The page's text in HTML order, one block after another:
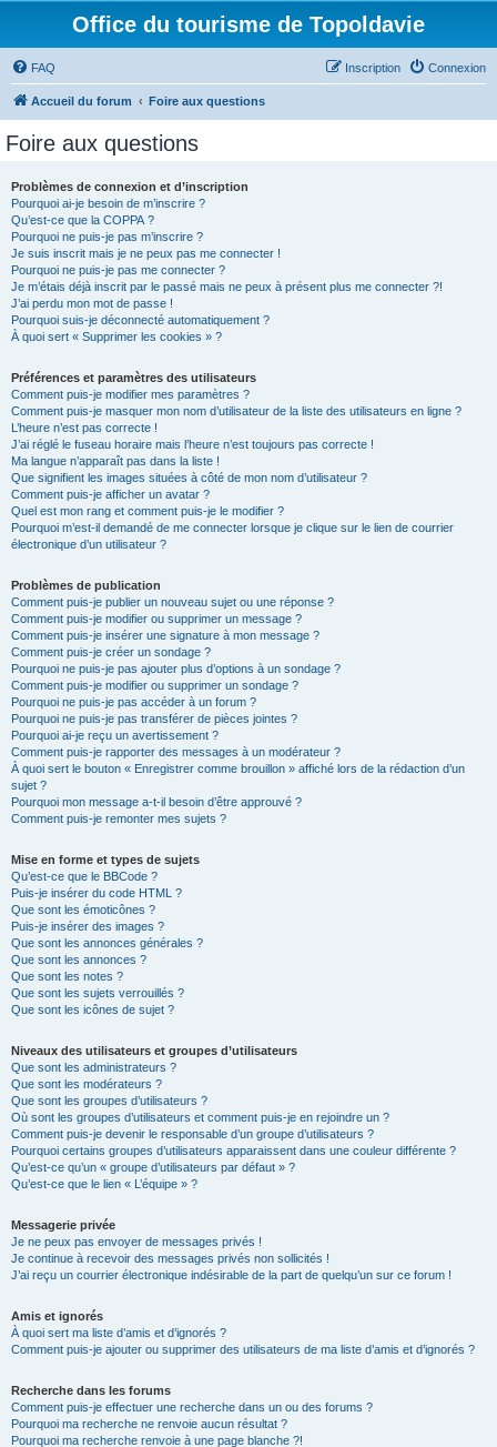
Office du tourisme de Topoldavie
FAQ Connexion
Inscription
Accueil du forum Foire aux questions
Foire aux questions
Problèmes de connexion et d’inscription
Pourquoi ai-je besoin de m’inscrire ?
Qu’est-ce que la COPPA ?
Pourquoi ne puis-je pas m’inscrire ?
Je suis inscrit mais je ne peux pas me connecter !
Pourquoi ne puis-je pas me connecter ?
Je m’étais déjà inscrit par le passé mais ne peux à présent plus me connecter ?!
J’ai perdu mon mot de passe !
Pourquoi suis-je déconnecté automatiquement ?
À quoi sert « Supprimer les cookies » ?
Préférences et paramètres des utilisateurs
Comment puis-je modifier mes paramètres ?
Comment puis-je masquer mon nom d’utilisateur de la liste des utilisateurs en ligne ?
L’heure n’est pas correcte !
J’ai réglé le fuseau horaire mais l’heure n’est toujours pas correcte !
Ma langue n’apparaît pas dans la liste !
Que signifient les images situées à côté de mon nom d’utilisateur ?
Comment puis-je afficher un avatar ?
Quel est mon rang et comment puis-je le modifier ?
Pourquoi m’est-il demandé de me connecter lorsque je clique sur le lien de courrier
électronique d’un utilisateur ?
Problèmes de publication
Comment puis-je publier un nouveau sujet ou une réponse ?
Comment puis-je modifier ou supprimer un message ?
Comment puis-je insérer une signature à mon message ?
Comment puis-je créer un sondage ?
Pourquoi ne puis-je pas ajouter plus d’options à un sondage ?
Comment puis-je modifier ou supprimer un sondage ?
Pourquoi ne puis-je pas accéder à un forum ?
Pourquoi ne puis-je pas transférer de pièces jointes ?
Pourquoi ai-je reçu un avertissement ?
Comment puis-je rapporter des messages à un modérateur ?
À quoi sert le bouton « Enregistrer comme brouillon » affiché lors de la rédaction d’un
sujet ?
Pourquoi mon message a-t-il besoin d’être approuvé ?
Comment puis-je remonter mes sujets ?
Mise en forme et types de sujets
Qu’est-ce que le BBCode ?
Puis-je insérer du code HTML ?
Que sont les émoticônes ?
Puis-je insérer des images ?
Que sont les annonces générales ?
Que sont les annonces ?
Que sont les notes ?
Que sont les sujets verrouillés ?
Que sont les icônes de sujet ?
Niveaux des utilisateurs et groupes d’utilisateurs
Que sont les administrateurs ?
Que sont les modérateurs ?
Que sont les groupes d’utilisateurs ?
Où sont les groupes d’utilisateurs et comment puis-je en rejoindre un ?
Comment puis-je devenir le responsable d’un groupe d’utilisateurs ?
Pourquoi certains groupes d’utilisateurs apparaissent dans une couleur différente ?
Qu’est-ce qu’un « groupe d’utilisateurs par défaut » ?
Qu’est-ce que le lien « L’équipe » ?
Messagerie privée
Je ne peux pas envoyer de messages privés !
Je continue à recevoir des messages privés non sollicités !
J’ai reçu un courrier électronique indésirable de la part de quelqu’un sur ce forum !
Amis et ignorés
À quoi sert ma liste d’amis et d’ignorés ?
Comment puis-je ajouter ou supprimer des utilisateurs de ma liste d’amis et d’ignorés ?
Recherche dans les forums
Comment puis-je effectuer une recherche dans un ou des forums ?
Pourquoi ma recherche ne renvoie aucun résultat ?
Pourquoi ma recherche renvoie à une page blanche ?!